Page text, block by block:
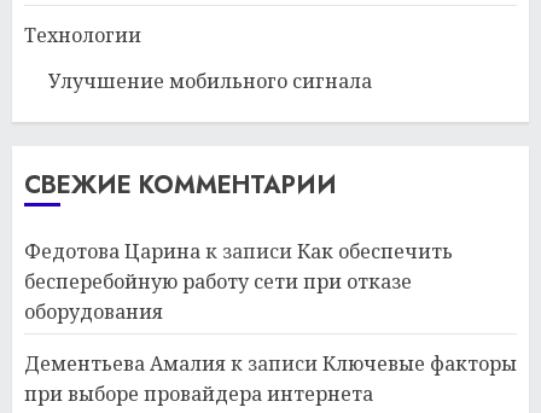
Технологии
Улучшение мобильного сигнала
СВЕЖИЕ КОММЕНТАРИИ
Федотова Царинак записиКак обеспечить
бесперебойную работу сети при отказе
оборудования
Дементьева Амалияк записиКлючевые факторы
при выборе провайдера интернета